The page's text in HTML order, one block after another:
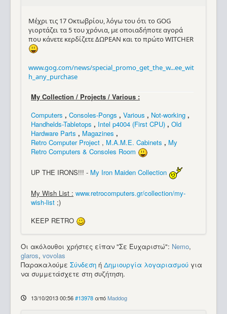
Μέχρι τις 17 Οκτωβρίου, λόγω του ότι το GOG
γιορτάζει τα 5 του χρόνια, με οποιαδήποτε αγορά
που κάνετε κερδίζετε ΔΩΡΕΑΝ και το πρώτο WITCHER
www.gog.com/news/special_promo_get_the_w...ee_wit
h_any_purchase
My Collection / Projects / Various :
Computers , Consoles-Pongs , Various , Not-working ,
Handhelds-Tabletops , Intel p4004 (First CPU) , Old
Hardware Parts , Magazines ,
Retro Computer Project , M.A.M.E. Cabinets , My
Retro Computers & Consoles Room
UP THE IRONS!!! - My Iron Maiden Collection
My Wish List : www.retrocomputers.gr/collection/my-
wish-list ;)
KEEP RETRO
Οι ακόλουθοι χρήστες είπαν "Σε Ευχαριστώ": Nemo,
glaros, vovolas
Παρακαλούμε Σύνδεση ή Δημιουργία λογαριασμού για
να συμμετάσχετε στη συζήτηση.
13/10/2013 00:56 #13978 απόMaddog